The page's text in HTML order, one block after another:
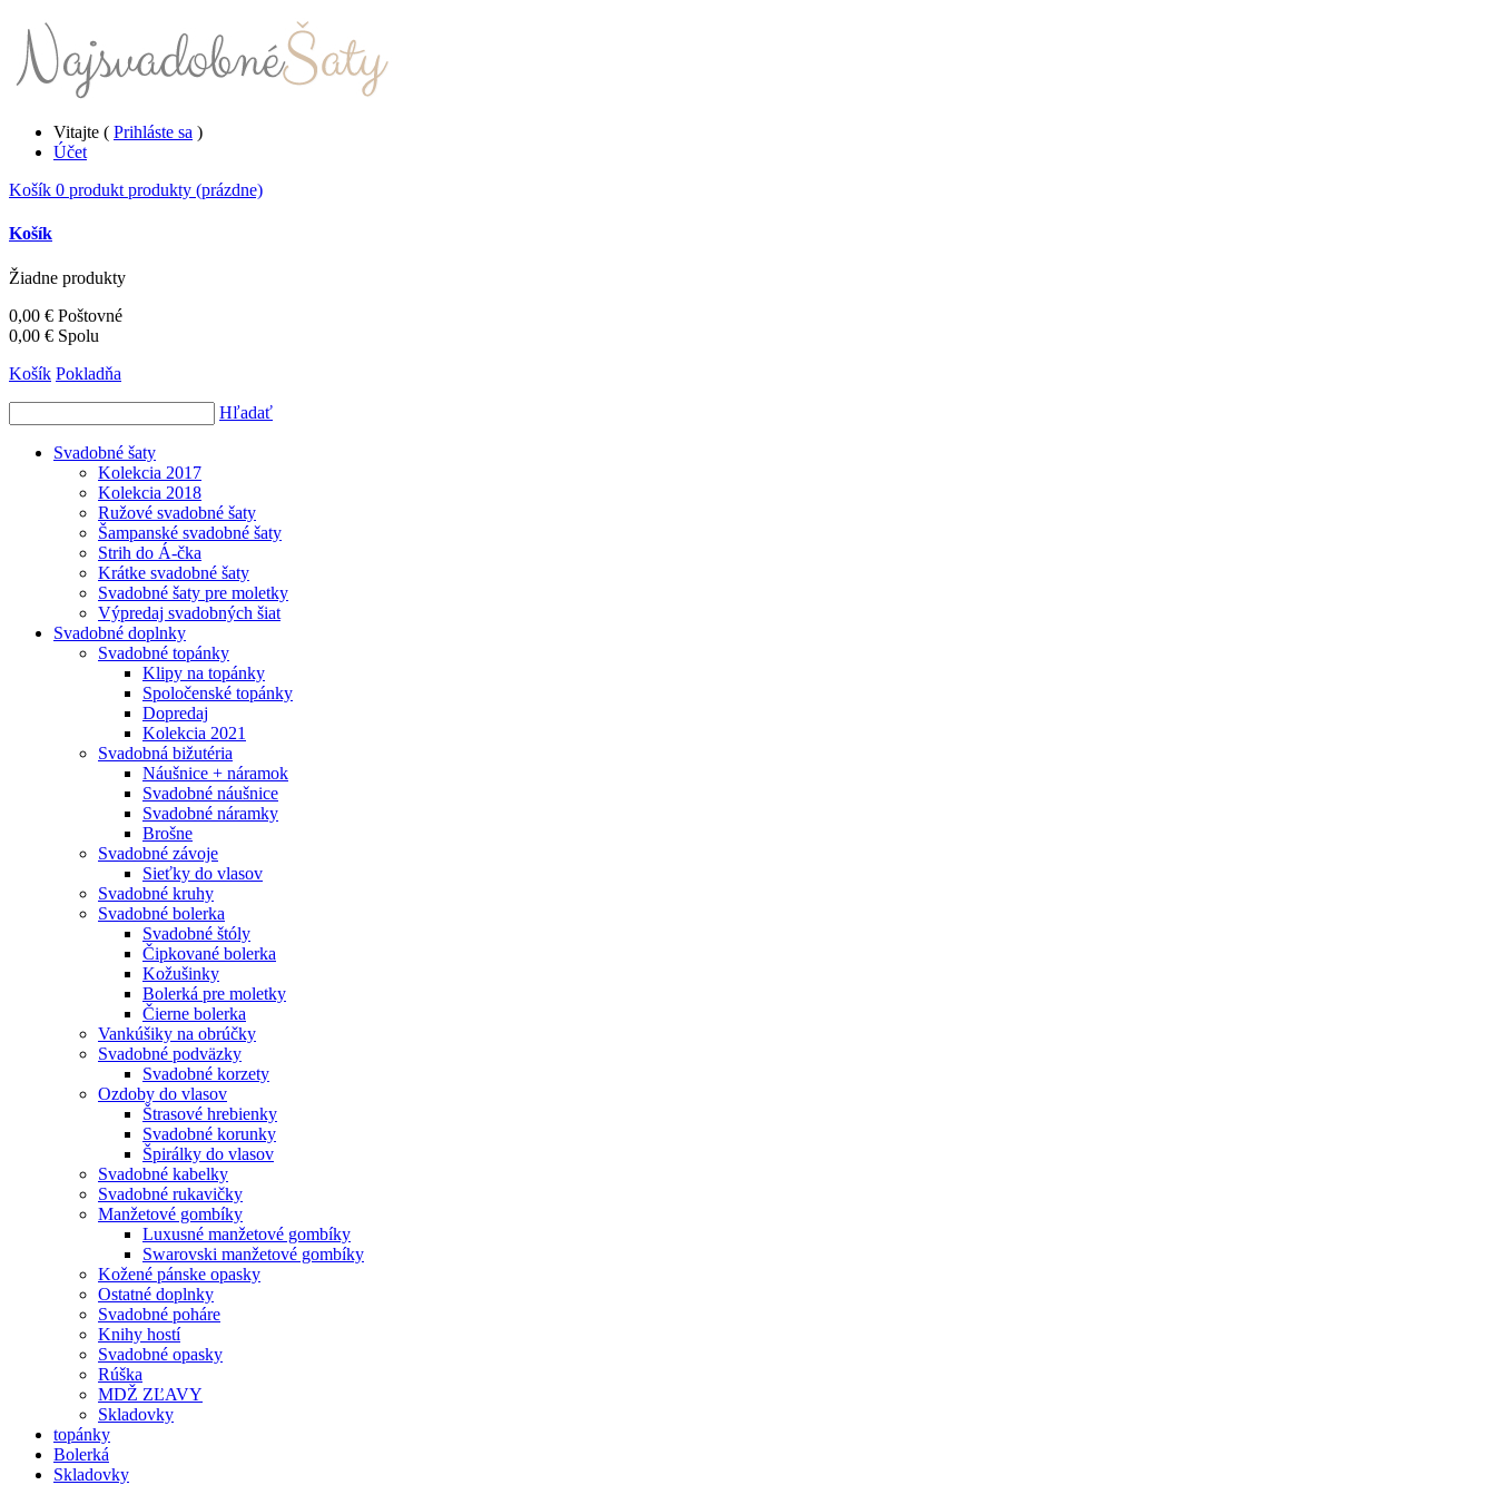
Vitajte ( Prihláste sa )
Účet
Košík 0 produkt produkty (prázdne)
Košík
Žiadne produkty
0,00 € Poštovné
0,00 € Spolu
Košík Pokladňa
Hľadať
Svadobné šaty
Kolekcia 2017
Kolekcia 2018
Ružové svadobné šaty
Šampanské svadobné šaty
Strih do Á-čka
Krátke svadobné šaty
Svadobné šaty pre moletky
Výpredaj svadobných šiat
Svadobné doplnky
Svadobné topánky
Klipy na topánky
Spoločenské topánky
Dopredaj
Kolekcia 2021
Svadobná bižutéria
Náušnice + náramok
Svadobné náušnice
Svadobné náramky
Brošne
Svadobné závoje
Sieťky do vlasov
Svadobné kruhy
Svadobné bolerka
Svadobné štóly
Čipkované bolerka
Kožušinky
Bolerká pre moletky
Čierne bolerka
Vankúšiky na obrúčky
Svadobné podväzky
Svadobné korzety
Ozdoby do vlasov
Štrasové hrebienky
Svadobné korunky
Špirálky do vlasov
Svadobné kabelky
Svadobné rukavičky
Manžetové gombíky
Luxusné manžetové gombíky
Swarovski manžetové gombíky
Kožené pánske opasky
Ostatné doplnky
Svadobné poháre
Knihy hostí
Svadobné opasky
Rúška
MDŽ ZĽAVY
Skladovky
topánky
Bolerká
Skladovky